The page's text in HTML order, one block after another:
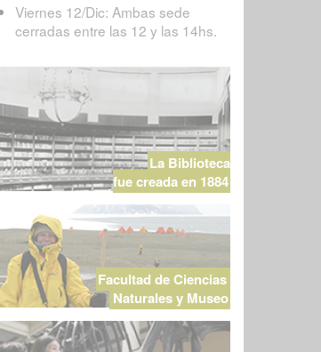
Viernes 12/Dic: Ambas sede
cerradas entre las 12 y las 14hs.
La Biblioteca
fue creada en 1884
Facultad de Ciencias
Naturales y Museo